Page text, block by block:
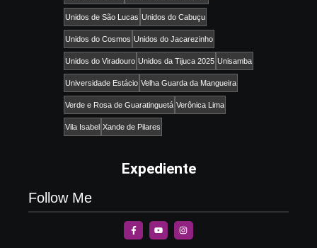
Unidos de São Lucas Unidos do Cabuçu
Unidos do Cosmos Unidos do Jacarezinho
Unidos do Viradouro Unidos da Tijuca 2025 Unisamba
Universidade Estácio Velha Guarda da Mangueira
Verde e Rosa de Guaratinguetá Verônica Lima
Vila Isabel Xande de Pilares
Expediente
Follow Me